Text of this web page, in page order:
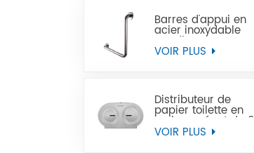
Barres d'appui en
acier inoxydable
Handicap pour
handicapés
VOIR PLUS
Distributeur de
papier toilette en
rouleau géant de 9
pouces, support
VOIR PLUS